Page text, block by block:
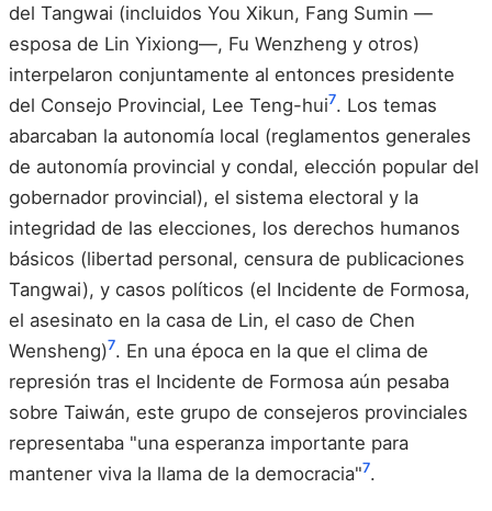
del Tangwai (incluidos You Xikun, Fang Sumin —
esposa de Lin Yixiong—, Fu Wenzheng y otros)
interpelaron conjuntamente al entonces presidente
del Consejo Provincial, Lee Teng-hui7. Los temas
abarcaban la autonomía local (reglamentos generales
de autonomía provincial y condal, elección popular del
gobernador provincial), el sistema electoral y la
integridad de las elecciones, los derechos humanos
básicos (libertad personal, censura de publicaciones
Tangwai), y casos políticos (el Incidente de Formosa,
el asesinato en la casa de Lin, el caso de Chen
Wensheng)7. En una época en la que el clima de
represión tras el Incidente de Formosa aún pesaba
sobre Taiwán, este grupo de consejeros provinciales
representaba "una esperanza importante para
mantener viva la llama de la democracia"7.